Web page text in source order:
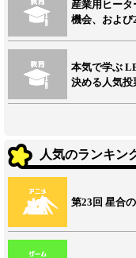
産業用ヒータ
機会、および
本気で学ぶ
決める人気投
人気のランキン
第23回 星合